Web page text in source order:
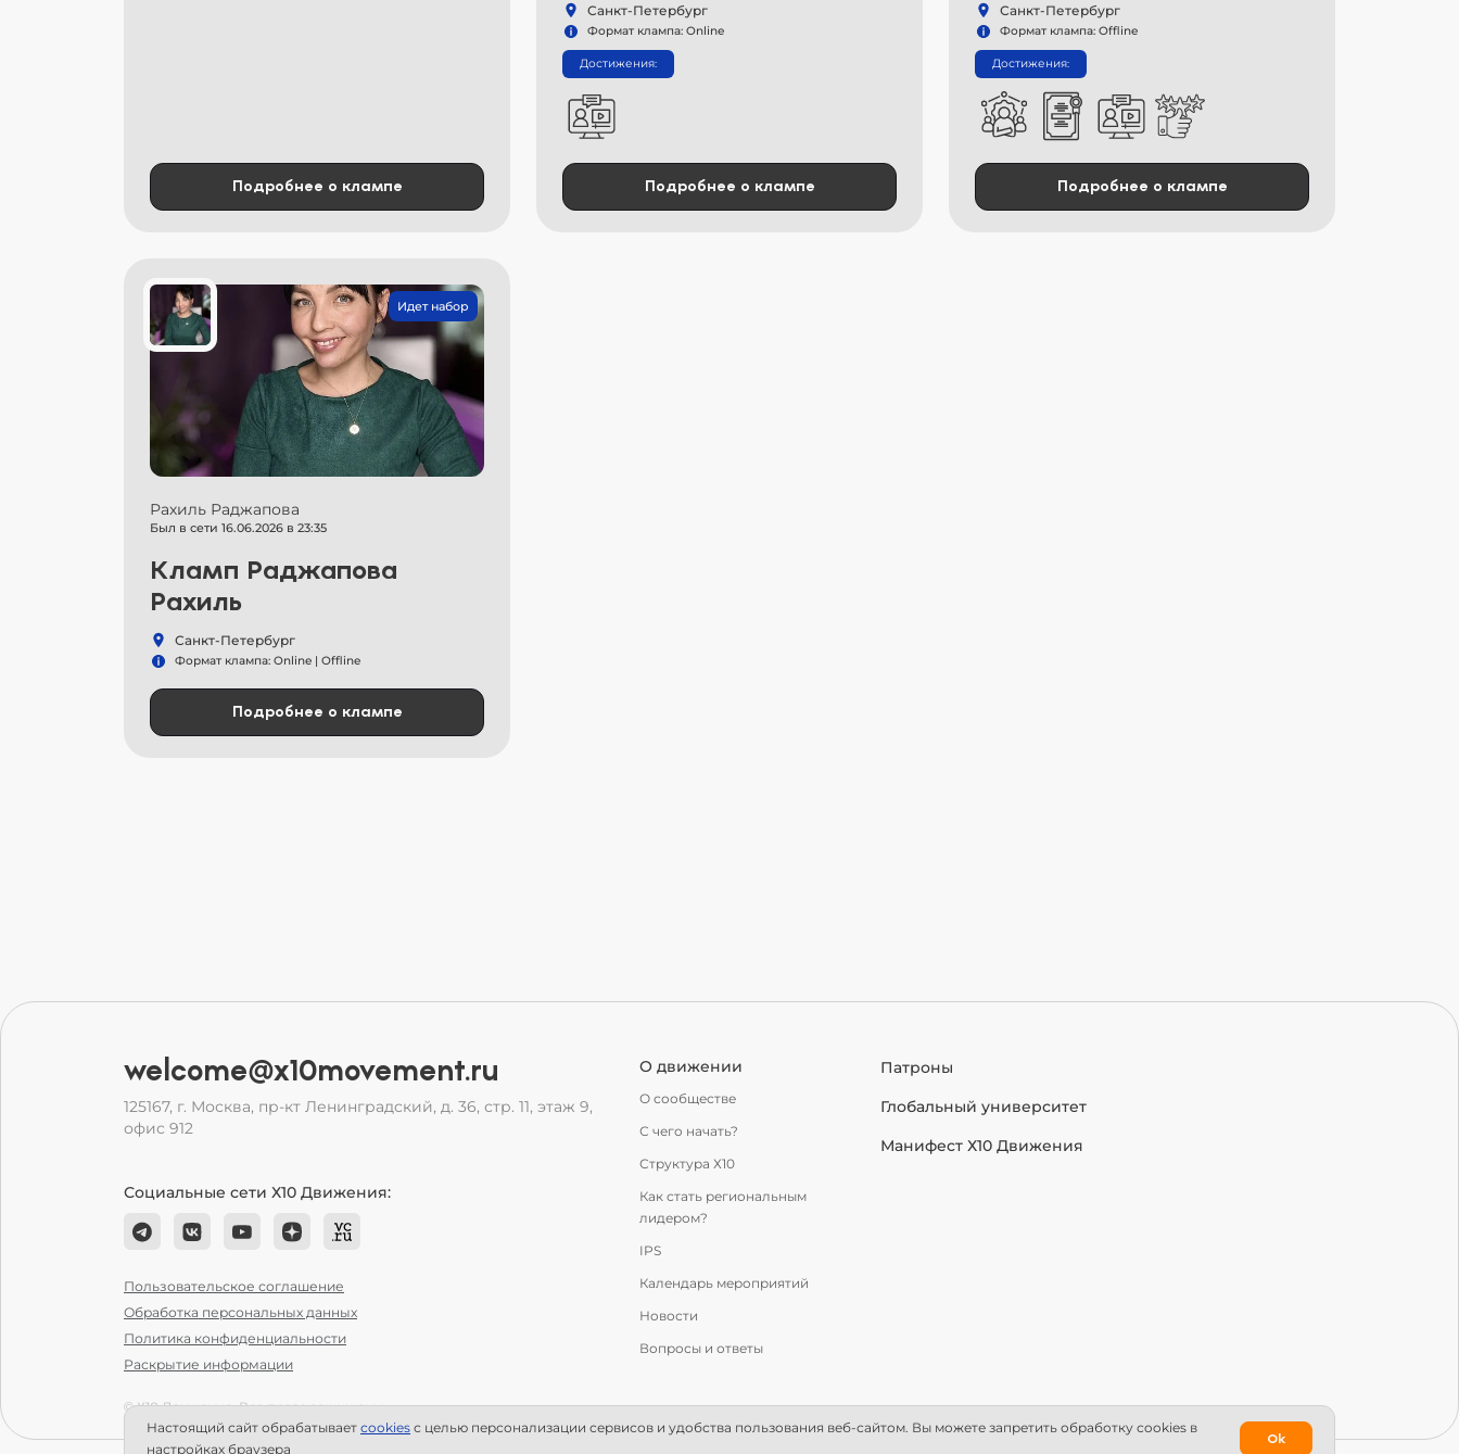
Подробнее о клампе
Санкт-Петербург
Формат клампа: Online
Достижения:
Подробнее о клампе
Санкт-Петербург
Формат клампа: Offline
Достижения:
Подробнее о клампе
Идет набор
Рахиль Раджапова
Был в сети 16.06.2026 в 23:35
Кламп Раджапова
Рахиль
Санкт-Петербург
Формат клампа: Online | Offline
Подробнее о клампе
welcome@x10movement.ru
125167, г. Москва, пр-кт Ленинградский, д. 36, стр. 11, этаж 9,
офис 912
Социальные сети Х10 Движения:
Пользовательское соглашение
Обработка персональных данных
Политика конфиденциальности
Раскрытие информации
О движении
О сообществе
С чего начать?
Структура Х10
Как стать региональным
лидером?
IPS
Календарь мероприятий
Новости
Вопросы и ответы
Патроны
Глобальный университет
Манифест Х10 Движения
© Х10 Движение. Все права защищены.
Настоящий сайт обрабатывает сookies с целью персонализации сервисов и удобства пользования веб-сайтом. Вы можете запретить обработку сookies в
настройках браузера
Ok